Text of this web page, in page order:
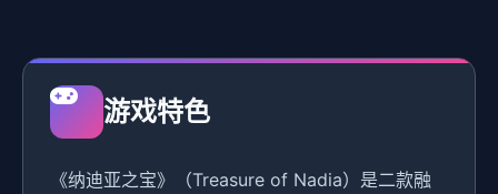
游戏特色
《纳迪亚之宝》（Treasure of Nadia）是二款融